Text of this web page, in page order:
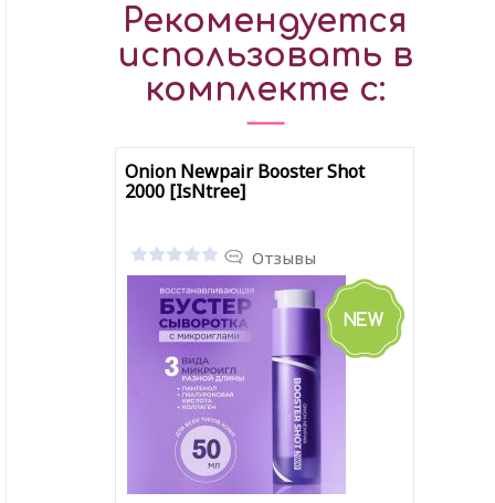
Рекомендуется
использовать в
комплекте с:
Onion Newpair Booster Shot
2000 [IsNtree]
Отзывы